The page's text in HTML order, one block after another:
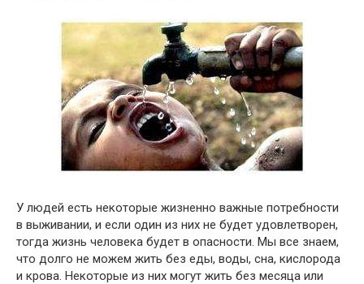
У людей есть некоторые жизненно важные потребности
в выживании, и если один из них не будет удовлетворен,
тогда жизнь человека будет в опасности. Мы все знаем,
что долго не можем жить без еды, воды, сна, кислорода
и крова. Некоторые из них могут жить без месяца или